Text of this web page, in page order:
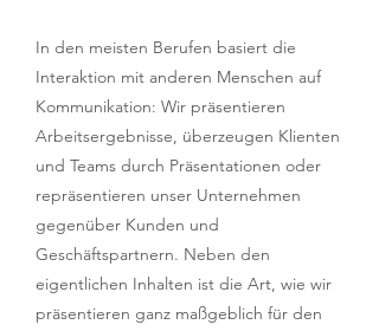
In den meisten Berufen basiert die
Interaktion mit anderen Menschen auf
Kommunikation: Wir präsentieren
Arbeitsergebnisse, überzeugen Klienten
und Teams durch Präsentationen oder
repräsentieren unser Unternehmen
gegenüber Kunden und
Geschäftspartnern. Neben den
eigentlichen Inhalten ist die Art, wie wir
präsentieren ganz maßgeblich für den